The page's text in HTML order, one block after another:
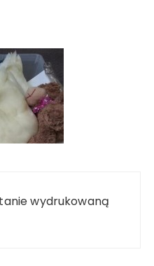
wydrukowaną